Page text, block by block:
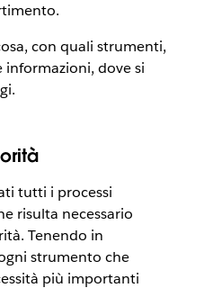
con quali strumenti,
dove si
tutti i processi
risulta necessario
Tenendo in
strumento che
più importanti